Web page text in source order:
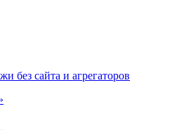
без сайта и агрегаторов